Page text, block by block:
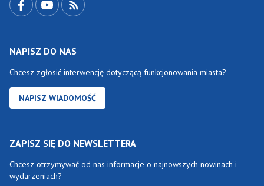
NAPISZ DO NAS
Chcesz zgłosić interwencję dotyczącą funkcjonowania miasta?
NAPISZ WIADOMOŚĆ
ZAPISZ SIĘ DO NEWSLETTERA
Chcesz otrzymywać od nas informacje o najnowszych nowinach i
wydarzeniach?